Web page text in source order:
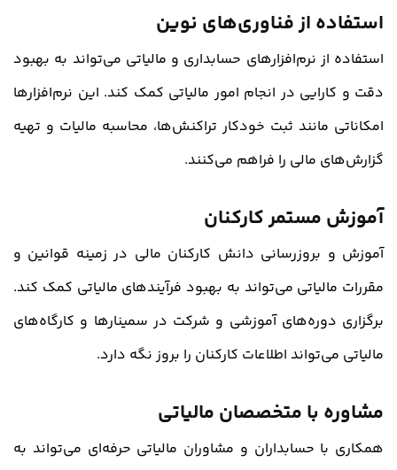
استفاده از فناوری‌های نوین
استفاده از نرم‌افزارهای حسابداری و مالیاتی می‌تواند به بهبود
دقت و کارایی در انجام امور مالیاتی کمک کند. این نرم‌افزارها
امکاناتی مانند ثبت خودکار تراکنش‌ها، محاسبه مالیات و تهیه
گزارش‌های مالی را فراهم می‌کنند.
آموزش مستمر کارکنان
آموزش و بروزرسانی دانش کارکنان مالی در زمینه قوانین و
مقررات مالیاتی می‌تواند به بهبود فرآیندهای مالیاتی کمک کند.
برگزاری دوره‌های آموزشی و شرکت در سمینارها و کارگاه‌های
مالیاتی می‌تواند اطلاعات کارکنان را بروز نگه دارد.
مشاوره با متخصصان مالیاتی
همکاری با حسابداران و مشاوران مالیاتی حرفه‌ای می‌تواند به